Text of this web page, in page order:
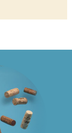
36
27€
37
20
19